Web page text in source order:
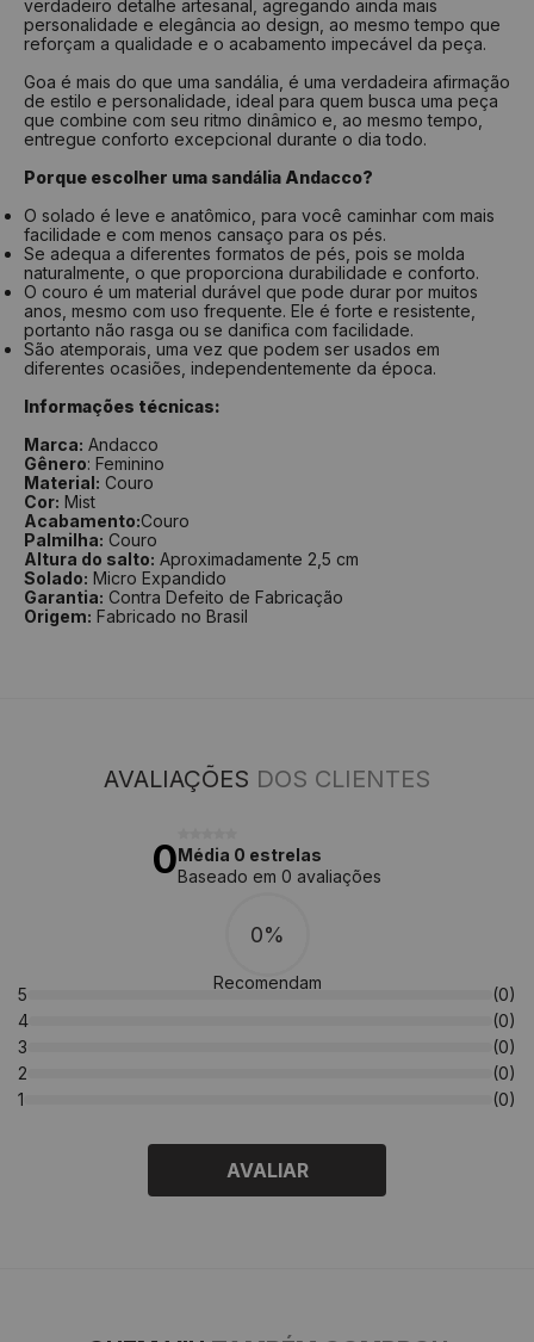
verdadeiro detalhe artesanal, agregando ainda mais
personalidade e elegância ao design, ao mesmo tempo que
reforçam a qualidade e o acabamento impecável da peça.
Goa é mais do que uma sandália, é uma verdadeira afirmação
de estilo e personalidade, ideal para quem busca uma peça
que combine com seu ritmo dinâmico e, ao mesmo tempo,
entregue conforto excepcional durante o dia todo.
Porque escolher uma sandália Andacco?
O solado é leve e anatômico, para você caminhar com mais
facilidade e com menos cansaço para os pés.
Se adequa a diferentes formatos de pés, pois se molda
naturalmente, o que proporciona durabilidade e conforto.
O couro é um material durável que pode durar por muitos
anos, mesmo com uso frequente. Ele é forte e resistente,
portanto não rasga ou se danifica com facilidade.
São atemporais, uma vez que podem ser usados em
diferentes ocasiões, independentemente da época.
Informações técnicas:
Marca: Andacco
Gênero: Feminino
Material: Couro
Cor: Mist
Acabamento:Couro
Palmilha: Couro
Altura do salto: Aproximadamente 2,5 cm
Solado: Micro Expandido
Garantia: Contra Defeito de Fabricação
Origem: Fabricado no Brasil
AVALIAÇÕES DOS CLIENTES
0Média 0 estrelas
Baseado em 0 avaliações
0%
Recomendam
5
(0)
4
(0)
3
(0)
2
(0)
1
(0)
AVALIAR